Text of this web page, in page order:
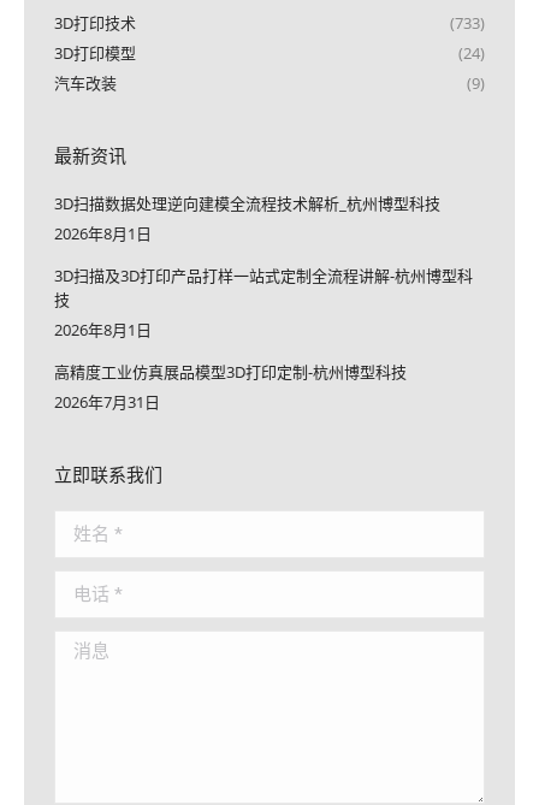
3D打印技术
(733)
3D打印模型
(24)
汽车改装
(9)
最新资讯
3D扫描数据处理逆向建模全流程技术解析_杭州博型科技
2026年8月1日
3D扫描及3D打印产品打样一站式定制全流程讲解-杭州博型科
技
2026年8月1日
高精度工业仿真展品模型3D打印定制-杭州博型科技
2026年7月31日
立即联系我们
姓名 *
电话 *
消息